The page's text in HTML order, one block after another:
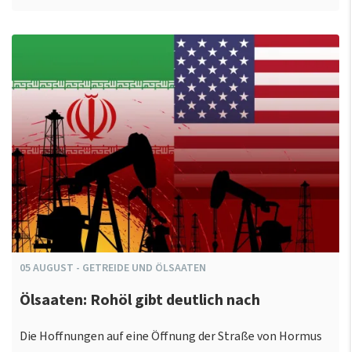
05AUGUST - GETREIDE UND ÖLSAATEN
Ölsaaten: Rohöl gibt deutlich nach
Die Hoffnungen auf eine Öffnung der Straße von Hormus